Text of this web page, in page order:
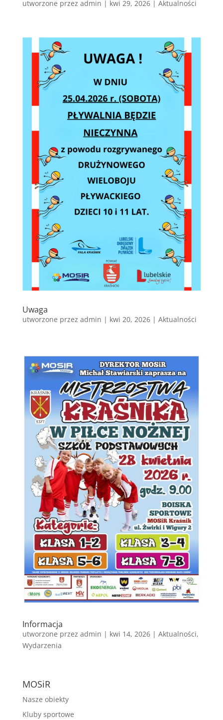
utworzone przez admin | kwi 29, 2026| Aktualności
Uwaga
utworzone przez admin | kwi 20, 2026| Aktualności
Informacja
utworzone przez admin | kwi 14, 2026| Aktualności,
Wydarzenia
MOSiR
Nasze obiekty
Kluby sportowe